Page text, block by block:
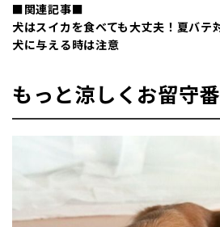
■関連記事■
犬はスイカを食べても大丈夫！夏バテ
犬に与える時は注意
もっと涼しくお留守番